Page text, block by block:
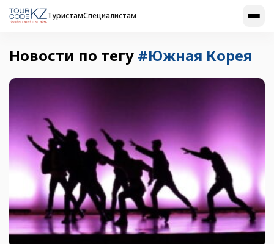
ТуристамСпециалистам
Новости по тегу #Южная Корея